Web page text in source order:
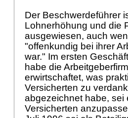
Der Beschwerdeführer
Lohnerhöhung und die
ausgewiesen, auch
"offenkundig bei ihrer
war." Im ersten
habe die
erwirtschaftet, was
Versicherten zu
abgezeichnet habe, sei
Versicherten